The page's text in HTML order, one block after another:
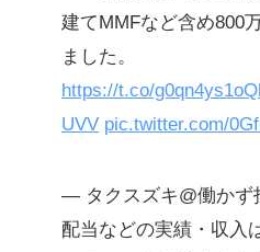
建てMMFなど含め800
ました。
https://t.co/g0qn4ys1oQ
UVV pic.twitter.com/
— タクスズキ@働かず
配当などの実績・収入